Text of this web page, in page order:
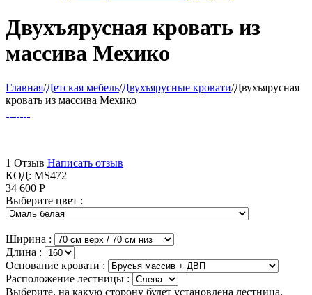
Двухъярусная кровать из
массива Мехико
Главная/Детская мебель/Двухъярусные кровати/Двухъярусная
кровать из массива Мехико
1 Отзыв Написать отзыв
КОД: MS472
34 600 Р
Выберите цвет :
Ширина :
Длина :
Основание кровати :
Расположение лестницы :
Выберите, на какую сторону будет установлена лестница.